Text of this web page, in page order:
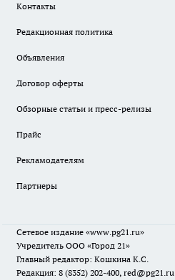
Контакты
Редакционная политика
Объявления
Договор оферты
Обзорные статьи и пресс-релизы
Прайс
Рекламодателям
Партнеры
Сетевое издание «www.pg21.ru»
Учредитель ООО «Город 21»
Главный редактор: Кошкина К.С.
Редакция: 8 (8352) 202-400, red@pg21.ru